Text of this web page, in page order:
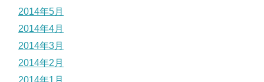
2014年5月
2014年4月
2014年3月
2014年2月
2014年1月